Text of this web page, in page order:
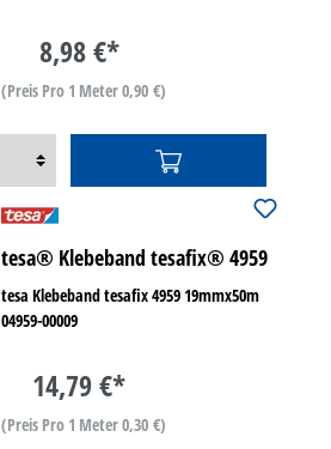
8,98 €*
(Preis Pro 1 Meter 0,90 €)
tesa® Klebeband tesafix® 4959
tesa Klebeband tesafix 4959 19mmx50m
04959-00009
14,79 €*
(Preis Pro 1 Meter 0,30 €)